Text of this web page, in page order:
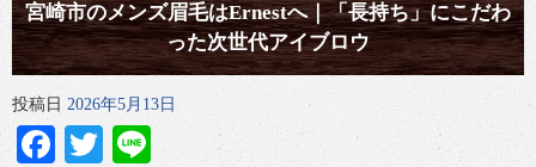
宮崎市のメンズ眉毛はErnestへ｜「長持ち」にこだわ
った次世代アイブロウ
投稿日 2026年5月13日
Facebook
TwitterLine